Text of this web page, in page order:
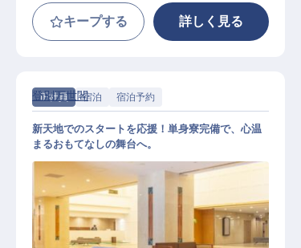
キープする 詳しく見る
正社員 宿泊 宿泊予約
登別万世閣
新天地でのスタートを応援！単身寮完備で、心温
まるおもてなしの舞台へ。